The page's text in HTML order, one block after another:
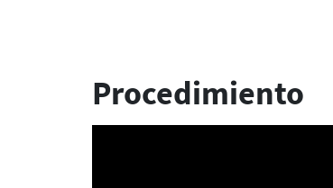
Procedimiento